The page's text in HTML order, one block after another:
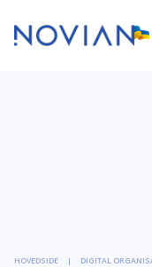
HOVEDSIDE DIGITAL